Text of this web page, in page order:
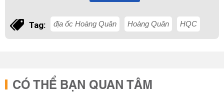
Tag: địa ốc Hoàng Quân Hoàng Quân HQC
CÓ THỂ BẠN QUAN TÂM